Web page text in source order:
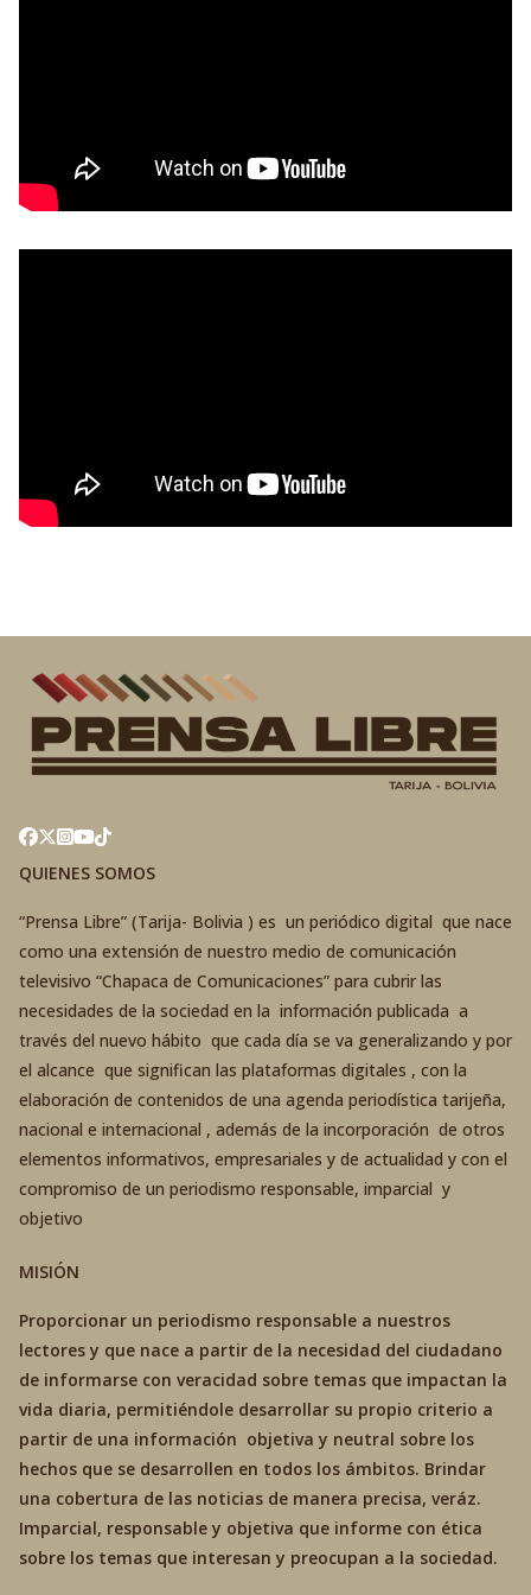
QUIENES SOMOS
“Prensa Libre” (Tarija- Bolivia ) es un periódico digital que nace
como una extensión de nuestro medio de comunicación
televisivo “Chapaca de Comunicaciones” para cubrir las
necesidades de la sociedad en la información publicada a
través del nuevo hábito que cada día se va generalizando y por
el alcance que significan las plataformas digitales , con la
elaboración de contenidos de una agenda periodística tarijeña,
nacional e internacional , además de la incorporación de otros
elementos informativos, empresariales y de actualidad y con el
compromiso de un periodismo responsable, imparcial y
objetivo
MISIÓN
Proporcionar un periodismo responsable a nuestros
lectores y que nace a partir de la necesidad del ciudadano
de informarse con veracidad sobre temas que impactan la
vida diaria, permitiéndole desarrollar su propio criterio a
partir de una información objetiva y neutral sobre los
hechos que se desarrollen en todos los ámbitos. Brindar
una cobertura de las noticias de manera precisa, veráz.
Imparcial, responsable y objetiva que informe con ética
sobre los temas que interesan y preocupan a la sociedad.